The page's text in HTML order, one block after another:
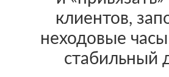
клиентов,
неходовые
стабильный